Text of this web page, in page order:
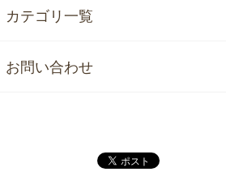
カテゴリ一覧
お問い合わせ